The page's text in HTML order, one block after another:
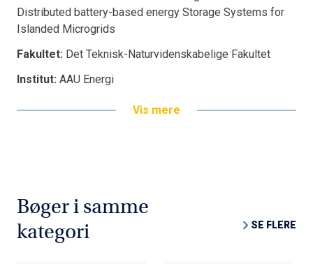
Distributed battery-based energy Storage Systems for
Islanded Microgrids
Fakultet: Det Teknisk-Naturvidenskabelige Fakultet
Institut: AAU Energi
Vis mere
Bøger i samme
kategori
SE FLERE